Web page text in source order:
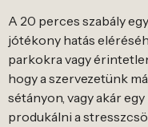
A 20 perces szabály
jótékony hatás
parkokra vagy
hogy a szervezetünk
sétányon, vagy akár
produkálni a